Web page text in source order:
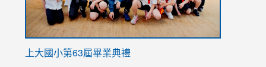
上大國小第63屆畢業典禮